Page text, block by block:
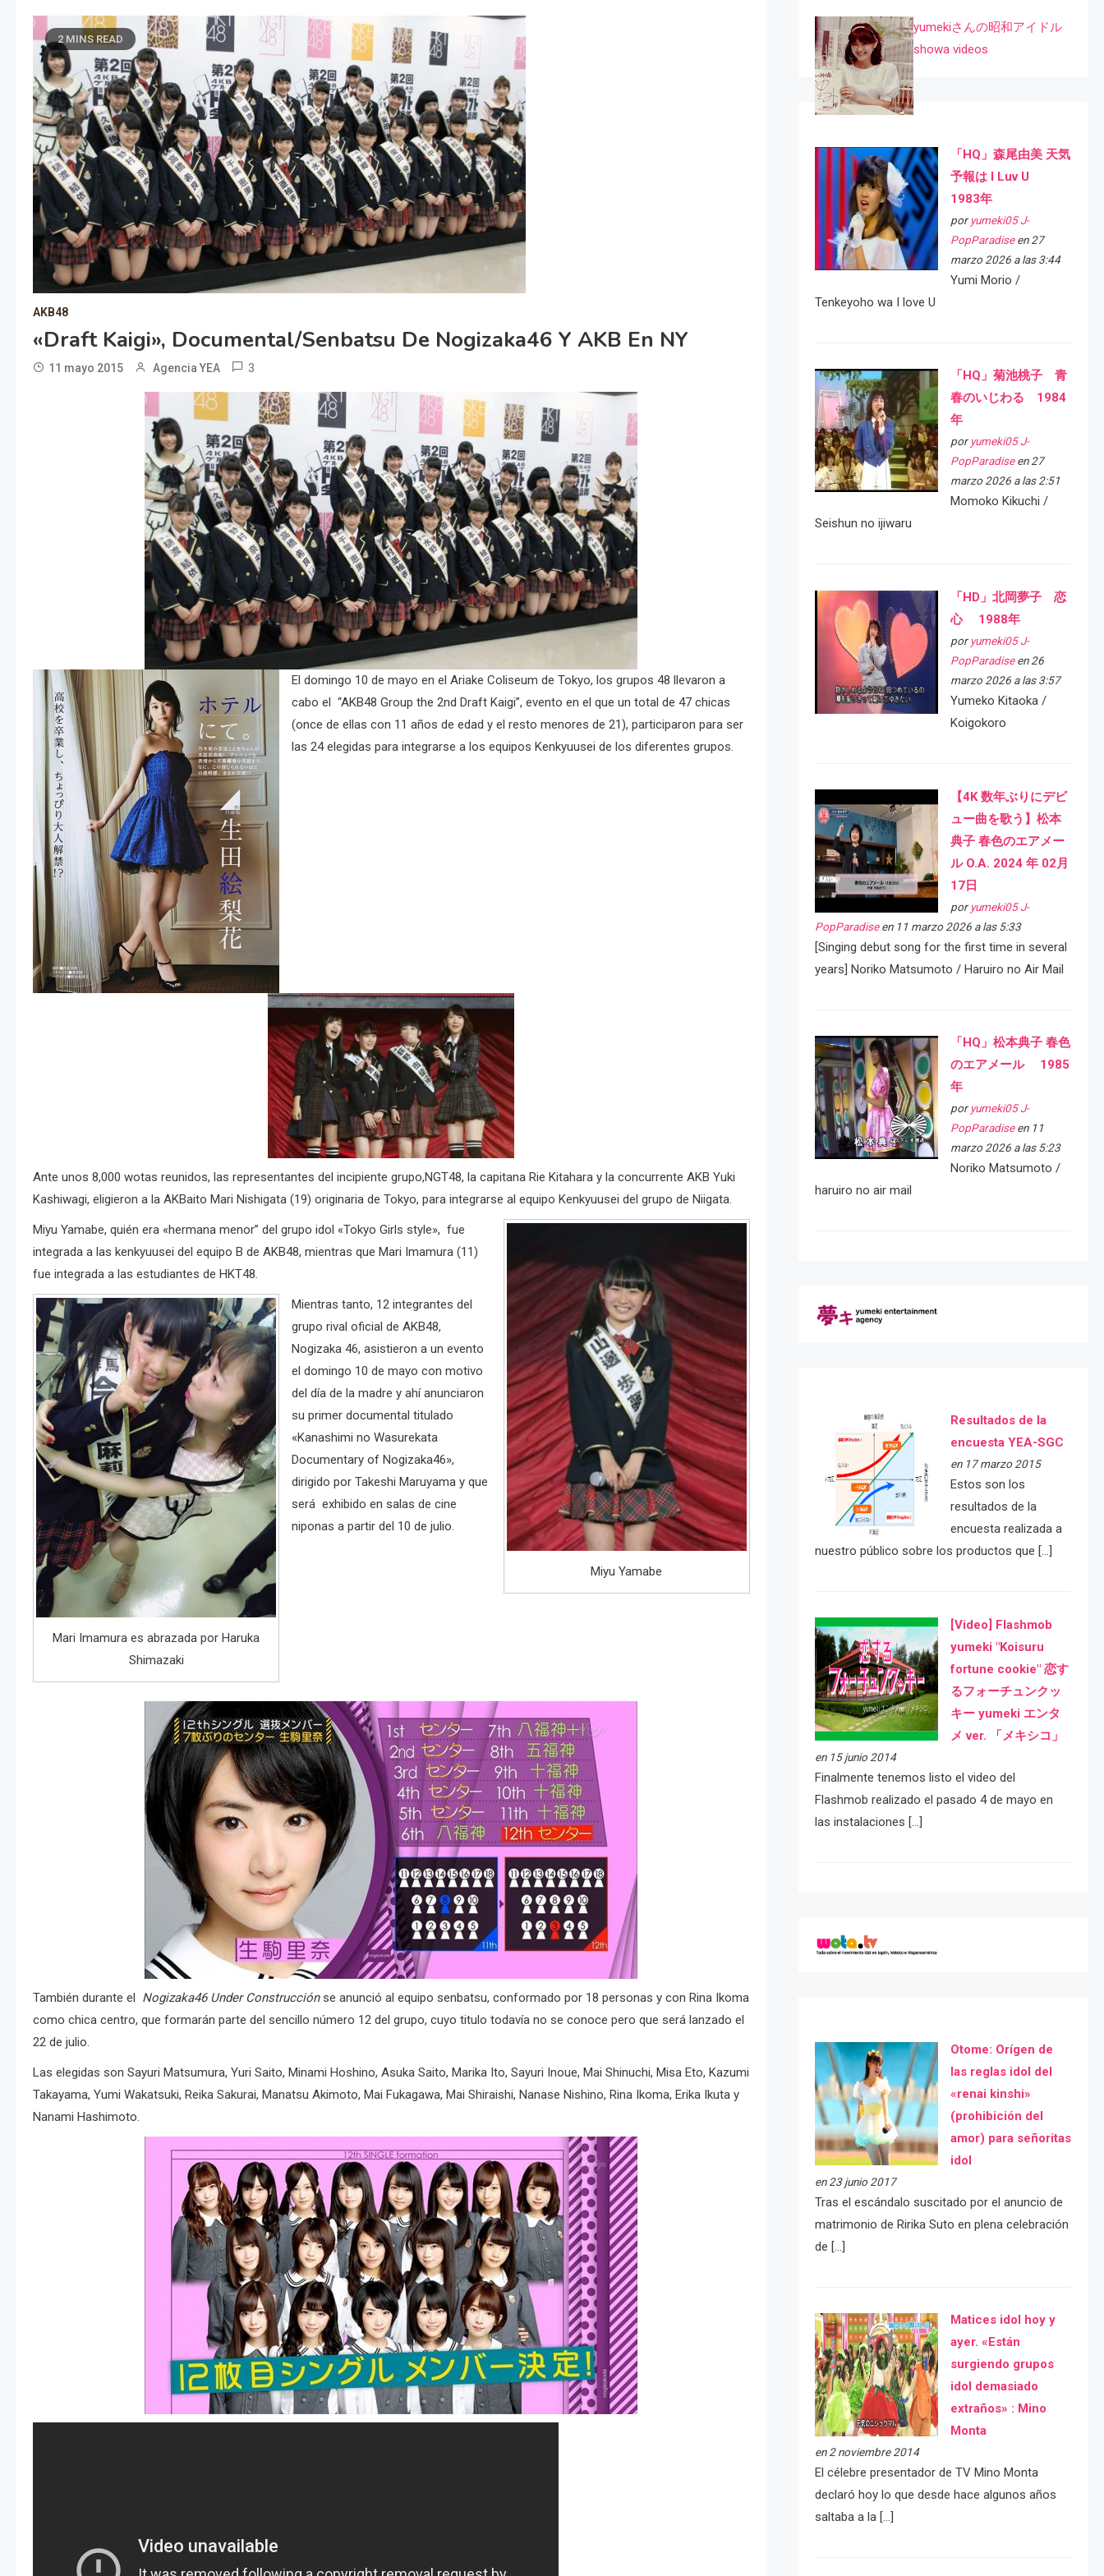
2 MINS READ
AKB48
«Draft Kaigi», Documental/Senbatsu De Nogizaka46 Y AKB En NY
11 mayo 2015 Agencia YEA 3
El domingo 10 de mayo en el Ariake Coliseum de Tokyo, los grupos 48 llevaron a
cabo el “AKB48 Group the 2nd Draft Kaigi”, evento en el que un total de 47 chicas
(once de ellas con 11 años de edad y el resto menores de 21), participaron para ser
las 24 elegidas para integrarse a los equipos Kenkyuusei de los diferentes grupos.
Ante unos 8,000 wotas reunidos, las representantes del incipiente grupo,NGT48, la capitana Rie Kitahara y la concurrente AKB Yuki
Kashiwagi, eligieron a la AKBaito Mari Nishigata (19) originaria de Tokyo, para integrarse al equipo Kenkyuusei del grupo de Niigata.
Miyu Yamabe
Miyu Yamabe, quién era «hermana menor” del grupo idol «Tokyo Girls style», fue
integrada a las kenkyuusei del equipo B de AKB48, mientras que Mari Imamura (11)
fue integrada a las estudiantes de HKT48.
Mari Imamura es abrazada por Haruka
Shimazaki
Mientras tanto, 12 integrantes del
grupo rival oficial de AKB48,
Nogizaka 46, asistieron a un evento
el domingo 10 de mayo con motivo
del día de la madre y ahí anunciaron
su primer documental titulado
«Kanashimi no Wasurekata
Documentary of Nogizaka46»,
dirigido por Takeshi Maruyama y que
será exhibido en salas de cine
niponas a partir del 10 de julio.
También durante el Nogizaka46 Under Construcciónse anunció al equipo senbatsu, conformado por 18 personas y con Rina Ikoma
como chica centro, que formarán parte del sencillo número 12 del grupo, cuyo titulo todavía no se conoce pero que será lanzado el
22 de julio.
Las elegidas son Sayuri Matsumura, Yuri Saito, Minami Hoshino, Asuka Saito, Marika Ito, Sayuri Inoue, Mai Shinuchi, Misa Eto, Kazumi
Takayama, Yumi Wakatsuki, Reika Sakurai, Manatsu Akimoto, Mai Fukagawa, Mai Shiraishi, Nanase Nishino, Rina Ikoma, Erika Ikuta y
Nanami Hashimoto.
yumekiさんの昭和アイドル
showa videos
「HQ」森尾由美 天気
予報は I Luv U
1983年
por yumeki05 J-
PopParadiseen 27
marzo 2026 a las 3:44
Yumi Morio /
Tenkeyoho wa I love U
「HQ」菊池桃子 青
春のいじわる 1984
年
por yumeki05 J-
PopParadiseen 27
marzo 2026 a las 2:51
Momoko Kikuchi /
Seishun no ijiwaru
「HD」北岡夢子 恋
心 1988年
por yumeki05 J-
PopParadiseen 26
marzo 2026 a las 3:57
Yumeko Kitaoka /
Koigokoro
【4K 数年ぶりにデビ
ュー曲を歌う】松本
典子 春色のエアメー
ル O.A. 2024 年 02月
17日
por yumeki05 J-
PopParadiseen 11 marzo 2026 a las 5:33
[Singing debut song for the first time in several
years] Noriko Matsumoto / Haruiro no Air Mail
「HQ」松本典子 春色
のエアメール 1985
年
por yumeki05 J-
PopParadiseen 11
marzo 2026 a las 5:23
Noriko Matsumoto /
haruiro no air mail
Resultados de la
encuesta YEA-SGC
en 17 marzo 2015
Estos son los
resultados de la
encuesta realizada a
nuestro público sobre los productos que […]
[Video] Flashmob
yumeki "Koisuru
fortune cookie" 恋す
るフォーチュンクッ
キー yumeki エンタ
メ ver. 「メキシコ」
en 15 junio 2014
Finalmente tenemos listo el video del
Flashmob realizado el pasado 4 de mayo en
las instalaciones […]
Otome: Orígen de
las reglas idol del
«renai kinshi»
(prohibición del
amor) para señoritas
idol
en 23 junio 2017
Tras el escándalo suscitado por el anuncio de
matrimonio de Ririka Suto en plena celebración
de […]
Matices idol hoy y
ayer. «Están
surgiendo grupos
idol demasiado
extraños» : Mino
Monta
en 2 noviembre 2014
El célebre presentador de TV Mino Monta
declaró hoy lo que desde hace algunos años
saltaba a la […]